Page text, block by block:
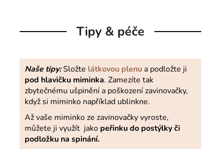
Tipy & péče
Naše tipy:Složte látkovou plenua podložte ji
pod hlavičku miminka. Zamezíte tak
zbytečnému ušpinění a poškození zavinovačky,
když si miminko například ublinkne.
Až vaše miminko ze zavinovačky vyroste,
můžete ji využít jako peřinku do postýlky či
podložku na spinání.